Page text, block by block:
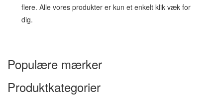
flere. Alle vores produkter er kun et enkelt klik væk for
dig.
Populære mærker
Produktkategorier